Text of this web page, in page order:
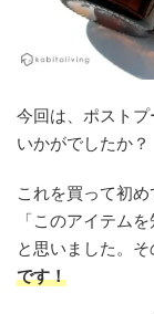
今回は、ポストプ
いかがでしたか？
これを買って初め
「このアイテム
と思いました。そ
です！